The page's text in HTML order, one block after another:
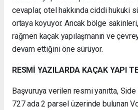
cevaplar, otel hakkında ciddi hukuki
ortaya koyuyor. Ancak bölge
rağmen kaçak yapılaşmanın ve
devam ettiğini öne sürüyor.
RESMİ YAZILARDA KAÇAK YAPI
Başvuruya verilen resmi yanıtta,
727 ada 2 parsel üzerinde bulunan